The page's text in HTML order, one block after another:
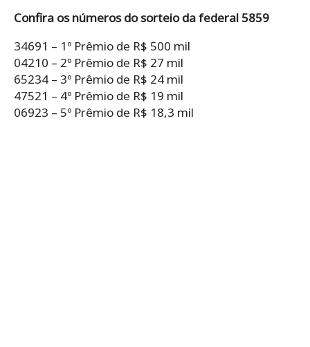
Confira os números do sorteio da federal 5859
34691 – 1º Prêmio de R$ 500 mil
04210 – 2º Prêmio de R$ 27 mil
65234 – 3º Prêmio de R$ 24 mil
47521 – 4º Prêmio de R$ 19 mil
06923 – 5º Prêmio de R$ 18,3 mil